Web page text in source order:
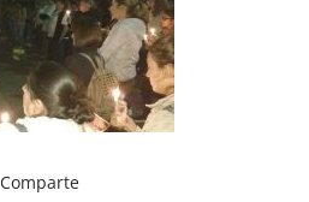
Comparte